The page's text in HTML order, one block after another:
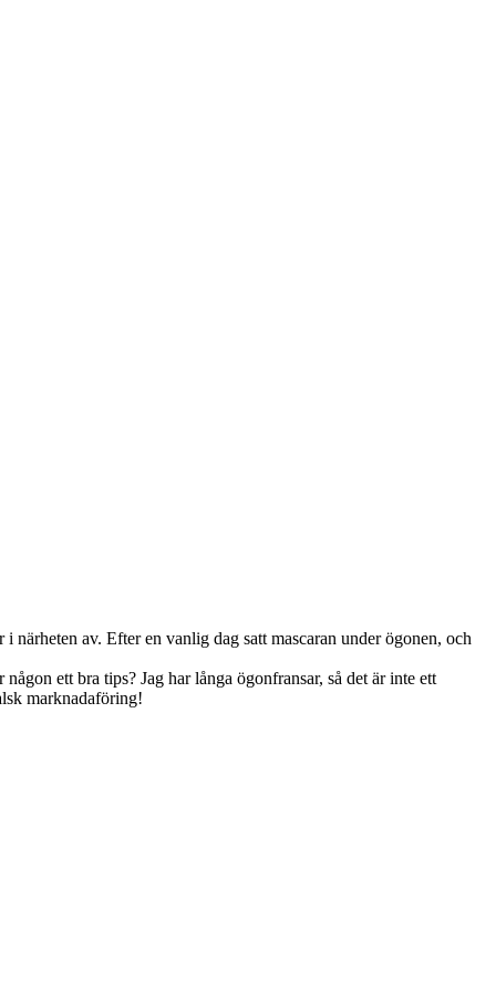
närheten av. Efter en vanlig dag satt mascaran under ögonen, och
ett bra tips? Jag har långa ögonfransar, så det är inte ett
marknadaföring!